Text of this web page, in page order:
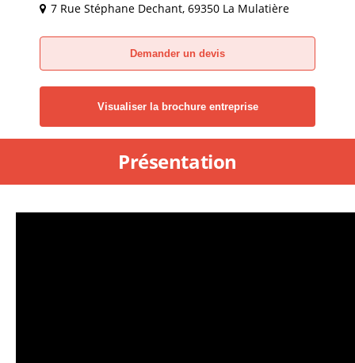
7 Rue Stéphane Dechant, 69350 La Mulatière
Demander un devis
Visualiser la brochure entreprise
Présentation